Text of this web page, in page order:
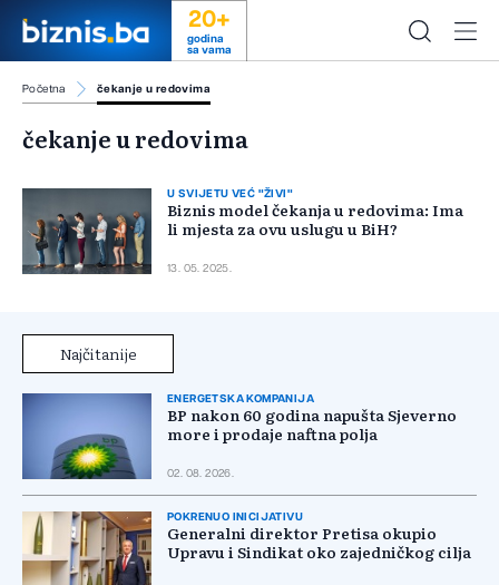
20+
godina
sa vama
Početna čekanje u redovima
čekanje u redovima
U SVIJETU VEĆ "ŽIVI"
Biznis model čekanja u redovima: Ima
li mjesta za ovu uslugu u BiH?
13. 05. 2025.
Najčitanije
ENERGETSKA KOMPANIJA
BP nakon 60 godina napušta Sjeverno
more i prodaje naftna polja
02. 08. 2026.
POKRENUO INICIJATIVU
Generalni direktor Pretisa okupio
Upravu i Sindikat oko zajedničkog cilja